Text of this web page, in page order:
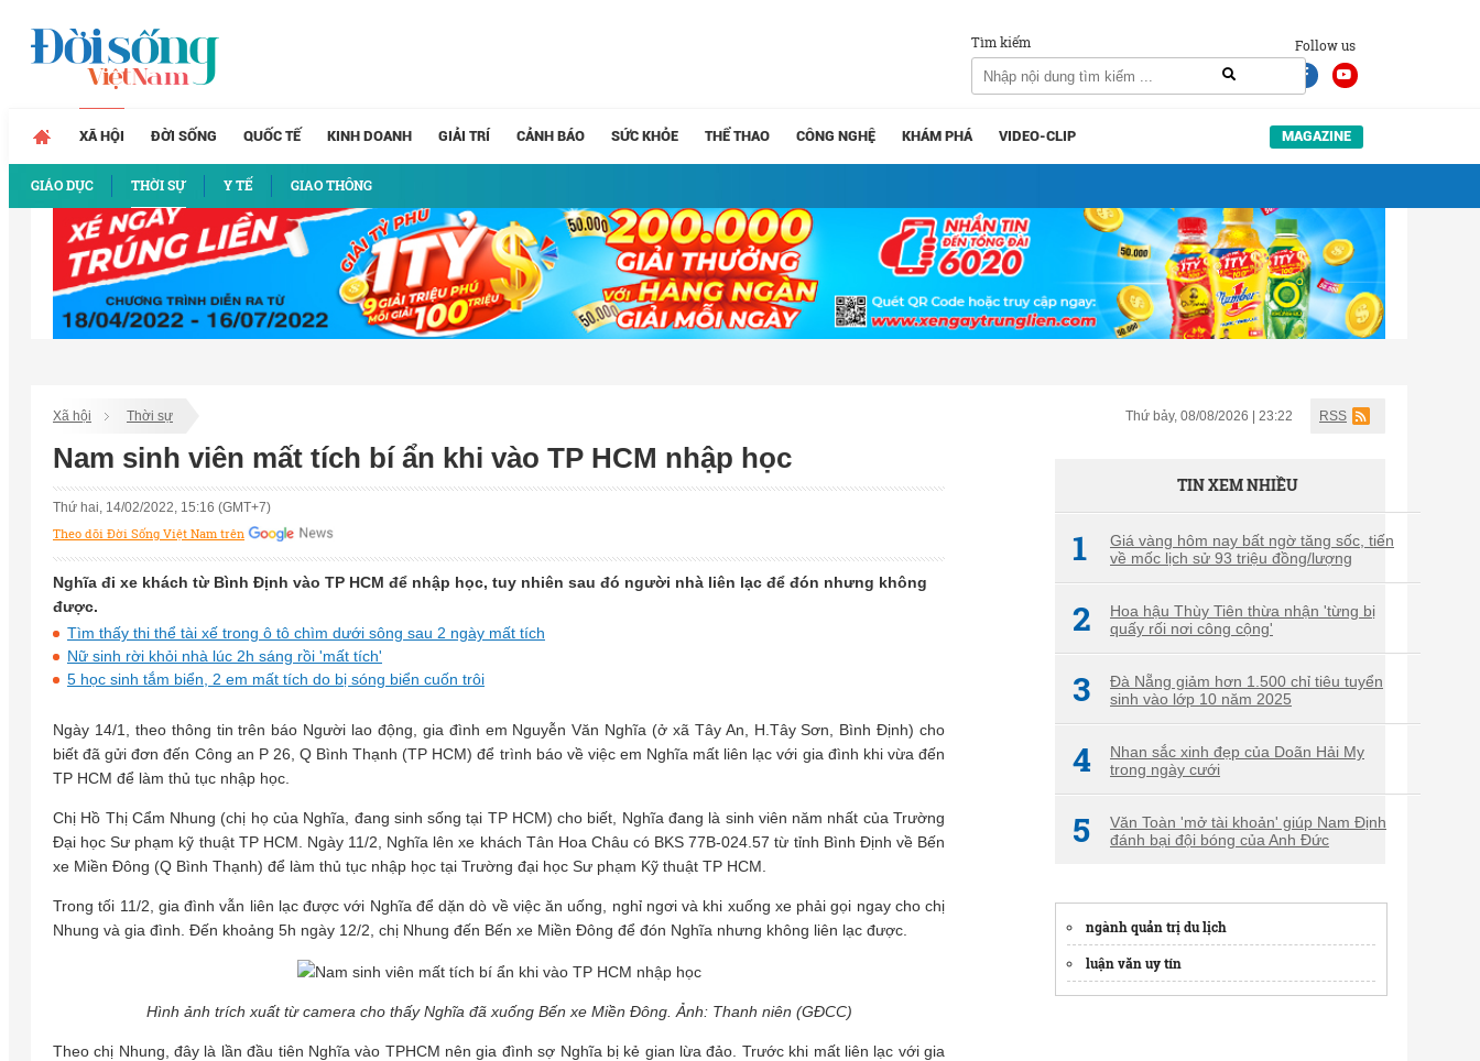
Follow us
Tìm kiếm
XÃ HỘI
GIÁO DỤC THỜI SỰ Y TẾ GIAO THÔNG
ĐỜI SỐNG QUỐC TẾ KINH DOANH GIẢI TRÍ CẢNH BÁO SỨC KHỎE THỂ THAO CÔNG NGHỆ KHÁM PHÁ VIDEO-CLIP MAGAZINE
Xã hội Thời sự Thứ bảy, 08/08/2026 | 23:22 RSS
Nam sinh viên mất tích bí ẩn khi vào TP HCM nhập học
Thứ hai, 14/02/2022, 15:16 (GMT+7)
Theo dõi Đời Sống Việt Nam trên
Nghĩa đi xe khách từ Bình Định vào TP HCM để nhập học, tuy nhiên sau đó người nhà liên lạc để đón nhưng không
được.
Tìm thấy thi thể tài xế trong ô tô chìm dưới sông sau 2 ngày mất tích
Nữ sinh rời khỏi nhà lúc 2h sáng rồi 'mất tích'
5 học sinh tắm biển, 2 em mất tích do bị sóng biển cuốn trôi
Ngày 14/1, theo thông tin trên báo Người lao động, gia đình em Nguyễn Văn Nghĩa (ở xã Tây An, H.Tây Sơn, Bình Định) cho
biết đã gửi đơn đến Công an P 26, Q Bình Thạnh (TP HCM) để trình báo về việc em Nghĩa mất liên lạc với gia đình khi vừa đến
TP HCM để làm thủ tục nhập học.
Chị Hồ Thị Cẩm Nhung (chị họ của Nghĩa, đang sinh sống tại TP HCM) cho biết, Nghĩa đang là sinh viên năm nhất của Trường
Đại học Sư phạm kỹ thuật TP HCM. Ngày 11/2, Nghĩa lên xe khách Tân Hoa Châu có BKS 77B-024.57 từ tỉnh Bình Định về Bến
xe Miền Đông (Q Bình Thạnh) để làm thủ tục nhập học tại Trường đại học Sư phạm Kỹ thuật TP HCM.
Trong tối 11/2, gia đình vẫn liên lạc được với Nghĩa để dặn dò về việc ăn uống, nghỉ ngơi và khi xuống xe phải gọi ngay cho chị
Nhung và gia đình. Đến khoảng 5h ngày 12/2, chị Nhung đến Bến xe Miền Đông để đón Nghĩa nhưng không liên lạc được.
Hình ảnh trích xuất từ camera cho thấy Nghĩa đã xuống Bến xe Miền Đông. Ảnh: Thanh niên (GĐCC)
Theo chị Nhung, đây là lần đầu tiên Nghĩa vào TPHCM nên gia đình sợ Nghĩa bị kẻ gian lừa đảo. Trước khi mất liên lạc với gia
TIN XEM NHIỀU
1
Giá vàng hôm nay bất ngờ tăng sốc, tiến
về mốc lịch sử 93 triệu đồng/lượng
2
Hoa hậu Thùy Tiên thừa nhận 'từng bị
quấy rối nơi công cộng'
3
Đà Nẵng giảm hơn 1.500 chỉ tiêu tuyển
sinh vào lớp 10 năm 2025
4
Nhan sắc xinh đẹp của Doãn Hải My
trong ngày cưới
5
Văn Toàn 'mở tài khoản' giúp Nam Định
đánh bại đội bóng của Anh Đức
ngành quản trị du lịch
luận văn uy tín